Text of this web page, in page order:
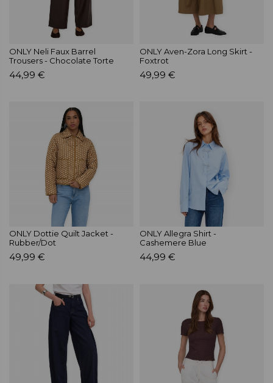
ONLY Neli Faux Barrel
Trousers - Chocolate Torte
44,99 €
ONLY Aven-Zora Long Skirt -
Foxtrot
49,99 €
ONLY Dottie Quilt Jacket -
Rubber/Dot
49,99 €
ONLY Allegra Shirt -
Cashemere Blue
44,99 €